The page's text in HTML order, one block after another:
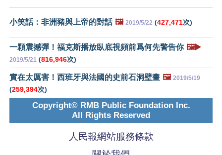
小笑話：非洲豬與上帝的對話 🖼️ 2019/5/22 (427,471次)
一顆震撼彈！福克斯播放臥底視頻前爲何先警告你 🖼️▶️
2019/5/21 (816,946次)
實在太厲害！西班牙與法國的史前石洞壁畫 🖼️ 2019/5/19
(259,394次)
Copyright© RMB Public Foundation Inc.
All Rights Reserved
人民報網站服務條款